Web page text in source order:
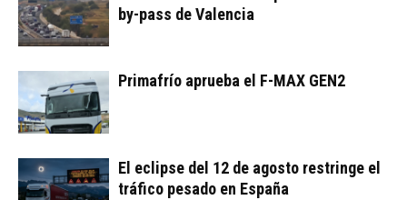
by-pass de Valencia
Primafrío aprueba el F-MAX GEN2
El eclipse del 12 de agosto restringe el
tráfico pesado en España